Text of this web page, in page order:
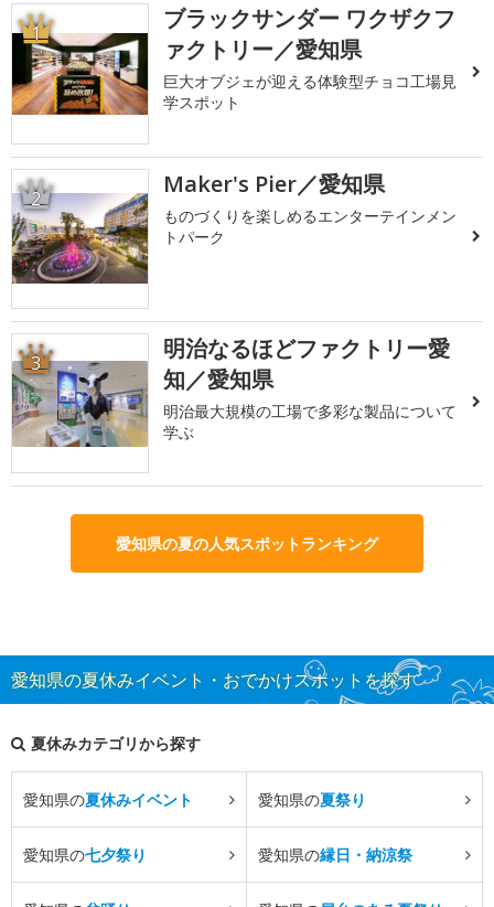
1
ブラックサンダー ワクザクフ
ァクトリー／愛知県
巨大オブジェが迎える体験型チョコ工場見
学スポット
2 Maker's Pier／愛知県
ものづくりを楽しめるエンターテインメン
トパーク
3
明治なるほどファクトリー愛
知／愛知県
明治最大規模の工場で多彩な製品について
学ぶ
愛知県の夏の人気スポットランキング
愛知県の夏休みイベント・おでかけスポットを探す
夏休みカテゴリから探す
愛知県の夏休みイベント 愛知県の夏祭り
愛知県の七夕祭り 愛知県の縁日・納涼祭